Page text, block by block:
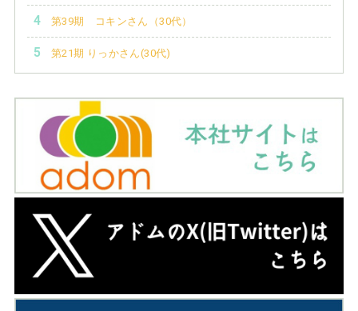
第39期 コキンさん（30代）
第21期 りっかさん(30代)